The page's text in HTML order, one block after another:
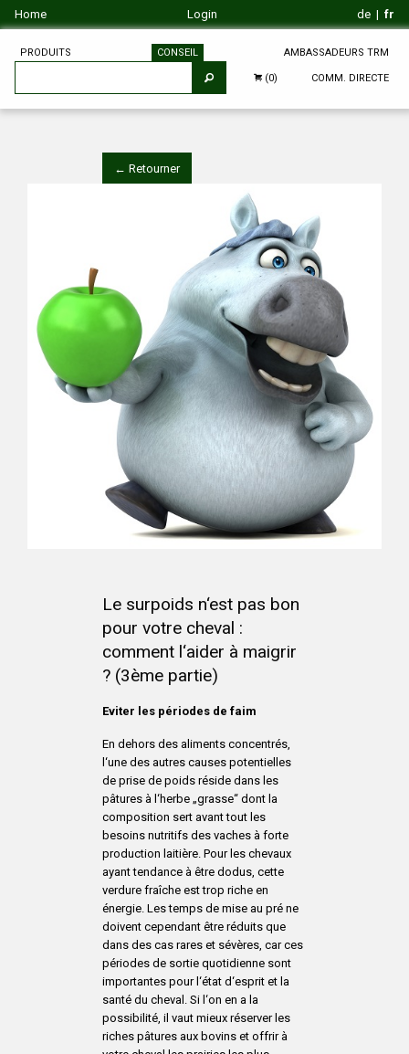
Home Login de | fr
PRODUITS CONSEIL AMBASSADEURS TRM
(0) COMM. DIRECTE
← Retourner
Le surpoids n‘est pas bon
pour votre cheval :
comment l‘aider à maigrir
? (3ème partie)
Eviter les périodes de faim
En dehors des aliments concentrés,
l‘une des autres causes potentielles
de prise de poids réside dans les
pâtures à l‘herbe „grasse“ dont la
composition sert avant tout les
besoins nutritifs des vaches à forte
production laitière. Pour les chevaux
ayant tendance à être dodus, cette
verdure fraîche est trop riche en
énergie. Les temps de mise au pré ne
doivent cependant être réduits que
dans des cas rares et sévères, car ces
périodes de sortie quotidienne sont
importantes pour l‘état d‘esprit et la
santé du cheval. Si l‘on en a la
possibilité, il vaut mieux réserver les
riches pâtures aux bovins et offrir à